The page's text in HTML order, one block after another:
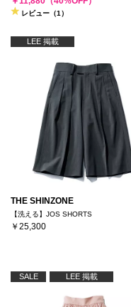
レビュー（1）
LEE 掲載
THE SHINZONE
【洗える】JOS SHORTS
￥25,300
SALE LEE 掲載